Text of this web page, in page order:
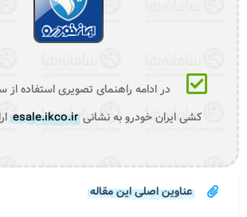
در ادامه راهنمای تصویری استفاده از
کشی ایران خودرو به نشانی esale.ikco.ir
عناوین اصلی این مقاله